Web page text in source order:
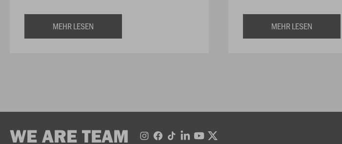
MEHR LESEN MEHR LESEN
WE ARE TEAM